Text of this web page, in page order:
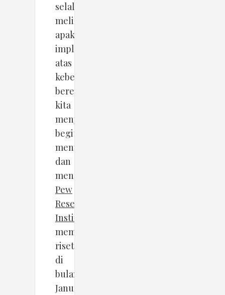
selalu
melihat
apakah
implementasi
atas
kebebasan
berekspresi
kita
menjadi
begitu
menyebalkan
dan
menganggu.
Pew
Research
Institute
membuat
riset
di
bulan
Januari